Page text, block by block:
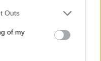
one or more Google
You may click to
its third-party tags to
in below Google
Outs
of my